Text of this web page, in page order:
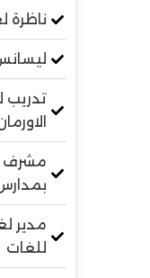
ناظرة
ليسانس
تدريب
مشرف
مدير
للغات